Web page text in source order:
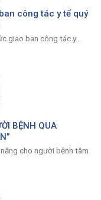
công tác y tế quý
giao ban công tác y...
BỆNH QUA
cho người bệnh tâm